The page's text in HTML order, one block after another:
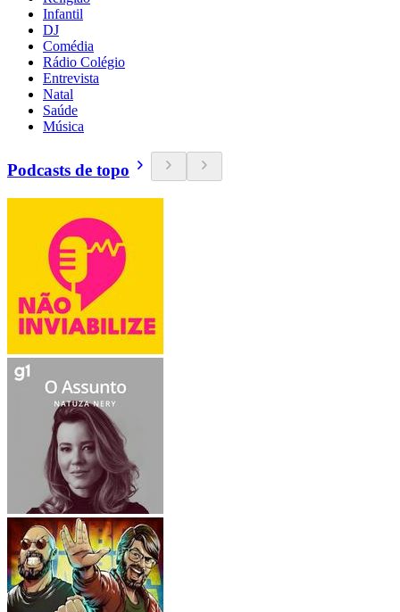
Infantil
DJ
Comédia
Rádio Colégio
Entrevista
Natal
Saúde
Música
Podcasts de topo